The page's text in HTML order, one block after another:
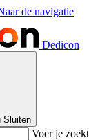
de navigatie
Dedicon
Sluiten
Voer je